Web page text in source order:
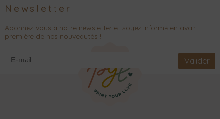
Newsletter
Abonnez-vous à notre newsletter et soyez informé en avant-
première de nos nouveautés !
Valider